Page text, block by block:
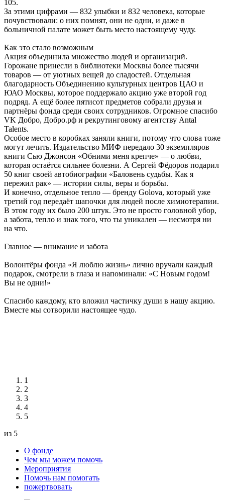
105.
За этими цифрами — 832 улыбки и 832 человека, которые
почувствовали: о них помнят, они не одни, и даже в
больничной палате может быть место настоящему чуду.
Как это стало возможным
Акция объединила множество людей и организаций.
Горожане принесли в библиотеки Москвы более тысячи
товаров — от уютных вещей до сладостей. Отдельная
благодарность Объединению культурных центров ЦАО и
ЮАО Москвы, которое поддержало акцию уже второй год
подряд. А ещё более пятисот предметов собрали друзья и
партнёры фонда среди своих сотрудников. Огромное спасибо
VK Добро, Добро.рф и рекрутинговому агентству Antal
Talents.
Особое место в коробках заняли книги, потому что слова тоже
могут лечить. Издательство МИФ передало 30 экземпляров
книги Сью Джонсон «Обними меня крепче» — о любви,
которая остаётся сильнее болезни. А Сергей Фёдоров подарил
50 книг своей автобиографии «Баловень судьбы. Как я
пережил рак» — истории силы, веры и борьбы.
И конечно, отдельное тепло — бренду Golova, который уже
третий год передаёт шапочки для людей после химиотерапии.
В этом году их было 200 штук. Это не просто головной убор,
а забота, тепло и знак того, что ты уникален — несмотря ни
на что.
Главное — внимание и забота
Волонтёры фонда «Я люблю жизнь» лично вручали каждый
подарок, смотрели в глаза и напоминали: «С Новым годом!
Вы не одни!»
Спасибо каждому, кто вложил частичку души в нашу акцию.
Вместе мы сотворили настоящее чудо.
1
2
3
4
5
из 5
О фонде
Чем мы можем помочь
Мероприятия
Помочь нам помогать
пожертвовать